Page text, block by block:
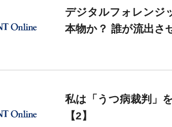
デジタルフォレン
本物か？ 誰が流出さ
私は「うつ病裁判」
【2】